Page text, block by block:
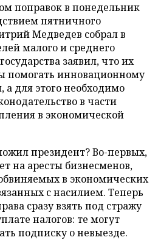
поправок в понедельник
пятничного
Медведев собрал в
малого и среднего
заявил, что их
помогать инновационному
для этого необходимо
в части
в экономической
президент? Во-первых,
на аресты бизнесменов,
в экономических
с насилием. Теперь
сразу взять под стражу
налогов: те могут
подписку о невыезде.